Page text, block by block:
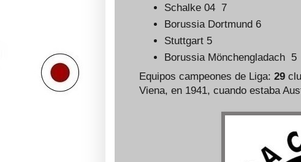
Schalke 04 7
Borussia Dortmund 6
Stuttgart 5
Borussia Mönchengladach 5
Equipos campeones de Liga: 29
Viena, en 1941, cuando estaba